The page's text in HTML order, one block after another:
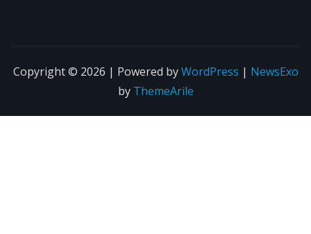
Copyright © 2026 | Powered byWordPress | NewsExo
by ThemeArile